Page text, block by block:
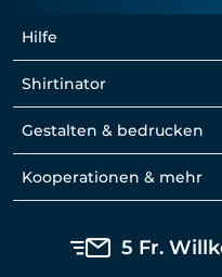
Hilfe
Shirtinator
Gestalten & bedrucken
Kooperationen & mehr
5 Fr.